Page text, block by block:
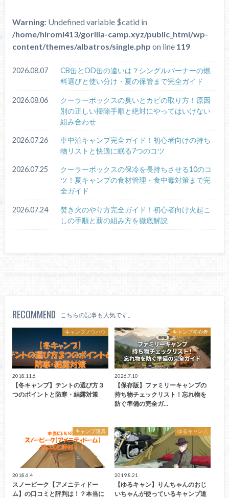
Warning: Undefined variable $catid in
/home/hiromi413/gorilla-camp.xyz/public_html/wp-
content/themes/albatros/single.php on line 119
2026.08.07
CB缶とOD缶の違いは？シングルバーナーの燃
料選びと使い分け・夏の保管まで完全ガイド
2026.08.06
クーラーボックスの臭いとカビの取り方！原因
別の正しい掃除手順と絶対にやってはいけない
組み合わせ
2026.07.26
車中泊キャンプ完全ガイド！初心者向けの持ち
物リストと快適に眠る7つのコツ
2026.07.25
クーラーボックスの保冷を長持ちさせる10のコ
ツ！夏キャンプの食材管理・食中毒対策まで完
全ガイド
2026.07.24
焚き火のやり方完全ガイド！初心者向け火起こ
しの手順と薪の組み方を徹底解説
RECOMMEND こちらの記事も人気です。
キャンプノウハウ
2018.11.6
【冬キャンプ】テントの選び方３
つのポイントと防寒・結露対策
キャンプ初心者
2026.7.10
【保存版】ファミリーキャンプの
持ち物チェックリスト！忘れ物を
防ぐ準備の完全ガ…
キャンプ道具
2018.6.4
スノーピーク【アメニティドー
ム】の口コミと評判は！？本当に
ゆるキャン△
2019.8.21
【ゆるキャン】りんちゃんのおじ
いちゃんが使っているキャンプ道